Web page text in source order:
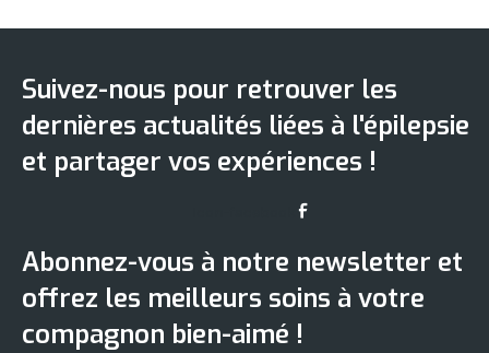
Suivez-nous pour retrouver les
dernières actualités liées à l'épilepsie
et partager vos expériences !
Abonnez-vous à notre newsletter et
offrez les meilleurs soins à votre
compagnon bien-aimé !